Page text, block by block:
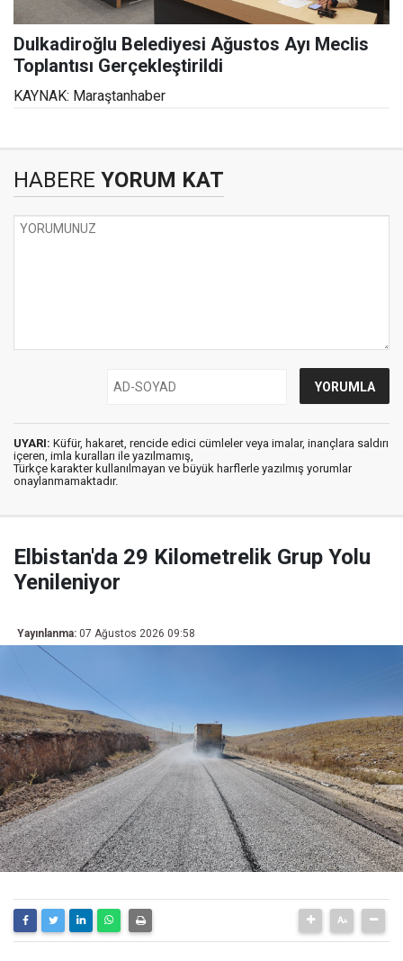
Dulkadiroğlu Belediyesi Ağustos Ayı Meclis
Toplantısı Gerçekleştirildi
KAYNAK: Maraştanhaber
HABERE YORUM KAT
UYARI: Küfür, hakaret, rencide edici cümleler veya imalar, inançlara saldırı
içeren, imla kuralları ile yazılmamış,
Türkçe karakter kullanılmayan ve büyük harflerle yazılmış yorumlar
onaylanmamaktadır.
Elbistan'da 29 Kilometrelik Grup Yolu
Yenileniyor
Yayınlanma: 07 Ağustos 2026 09:58